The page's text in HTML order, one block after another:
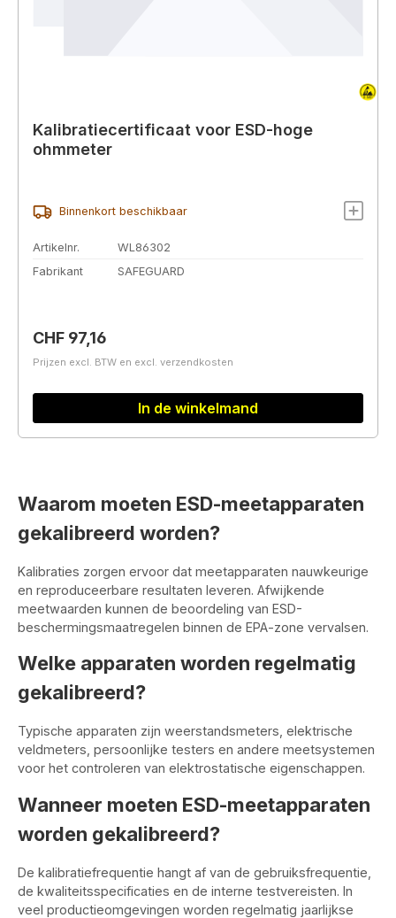
Kalibratiecertificaat voor ESD-hoge
ohmmeter
Binnenkort beschikbaar
Artikelnr.
WL86302
Fabrikant
SAFEGUARD
Normale prijs:
CHF 97,16
Prijzen excl. BTW en excl. verzendkosten
In de winkelmand
Waarom moeten ESD-meetapparaten
gekalibreerd worden?
Kalibraties zorgen ervoor dat meetapparaten nauwkeurige
en reproduceerbare resultaten leveren. Afwijkende
meetwaarden kunnen de beoordeling van ESD-
beschermingsmaatregelen binnen de EPA-zone vervalsen.
Welke apparaten worden regelmatig
gekalibreerd?
Typische apparaten zijn weerstandsmeters, elektrische
veldmeters, persoonlijke testers en andere meetsystemen
voor het controleren van elektrostatische eigenschappen.
Wanneer moeten ESD-meetapparaten
worden gekalibreerd?
De kalibratiefrequentie hangt af van de gebruiksfrequentie,
de kwaliteitsspecificaties en de interne testvereisten. In
veel productieomgevingen worden regelmatig jaarlijkse